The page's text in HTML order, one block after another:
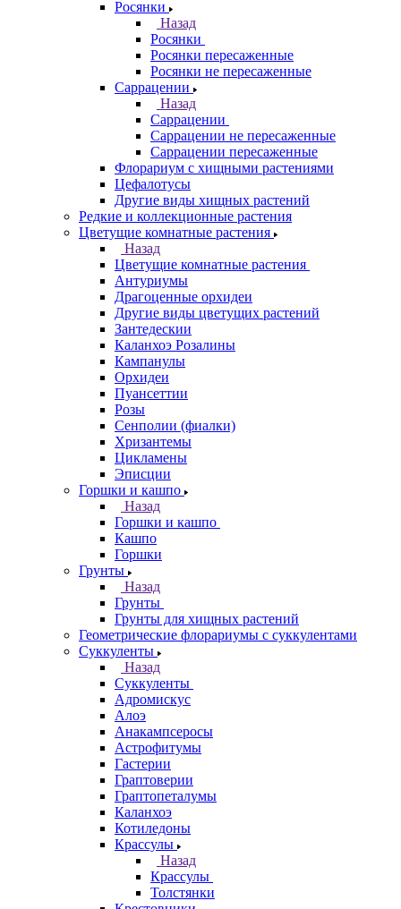
Росянки
Назад
Росянки
Росянки пересаженные
Росянки не пересаженные
Саррацении
Назад
Саррацении
Саррацении не пересаженные
Саррацении пересаженные
Флорариум с хищными растениями
Цефалотусы
Другие виды хищных растений
Редкие и коллекционные растения
Цветущие комнатные растения
Назад
Цветущие комнатные растения
Антуриумы
Драгоценные орхидеи
Другие виды цветущих растений
Зантедескии
Каланхоэ Розалины
Кампанулы
Орхидеи
Пуансеттии
Розы
Сенполии (фиалки)
Хризантемы
Цикламены
Эписции
Горшки и кашпо
Назад
Горшки и кашпо
Кашпо
Горшки
Грунты
Назад
Грунты
Грунты для хищных растений
Геометрические флорариумы с суккулентами
Суккуленты
Назад
Суккуленты
Адромискус
Алоэ
Анакампсеросы
Астрофитумы
Гастерии
Граптоверии
Граптопеталумы
Каланхоэ
Котиледоны
Крассулы
Назад
Крассулы
Толстянки